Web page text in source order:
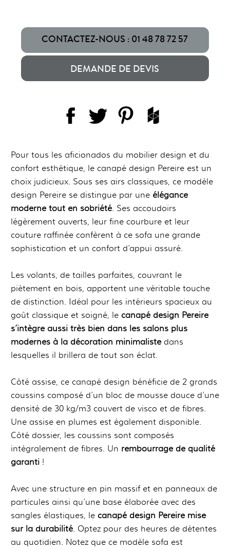
CONTACTEZ-NOUS : 01 48 78 72 57
DEMANDE DE DEVIS
Pour tous les aficionados du mobilier design et du
confort esthétique, le canapé design Pereire est un
choix judicieux. Sous ses airs classiques, ce modèle
design Pereire se distingue par une élégance
moderne tout en sobriété. Ses accoudoirs
légèrement ouverts, leur fine courbure et leur
couture raffinée confèrent à ce sofa une grande
sophistication et un confort d’appui assuré.
Les volants, de tailles parfaites, couvrant le
piètement en bois, apportent une véritable touche
de distinction. Idéal pour les intérieurs spacieux au
goût classique et soigné, le canapé design Pereire
s’intègre aussi très bien dans les salons plus
modernes à la décoration minimalistedans
lesquelles il brillera de tout son éclat.
Côté assise, ce canapé design bénéficie de 2 grands
coussins composé d’un bloc de mousse douce d’une
densité de 30 kg/m3 couvert de visco et de fibres.
Une assise en plumes est également disponible.
Côté dossier, les coussins sont composés
intégralement de fibres. Un rembourrage de qualité
garanti !
Avec une structure en pin massif et en panneaux de
particules ainsi qu’une base élaborée avec des
sangles élastiques, le canapé design Pereire mise
sur la durabilité. Optez pour des heures de détentes
au quotidien. Notez que ce modèle sofa est